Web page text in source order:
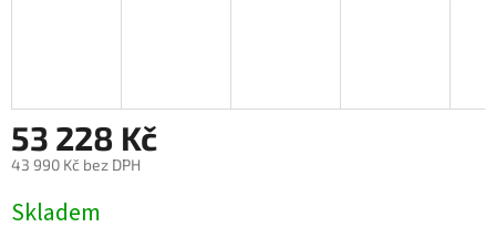
53 228 Kč
43 990 Kč bez DPH
cena:
Skladem